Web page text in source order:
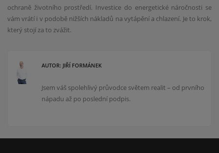
ochraně životního prostředí. Investice do energetické náročnosti se
vám vrátí i v podobě nižších nákladů na vytápění a chlazení. Je to krok,
který stojí za to zvážit.
AUTOR: JIŘÍ FORMÁNEK
Jsem váš spolehlivý průvodce světem realit – od prvního
nápadu až po poslední podpis.